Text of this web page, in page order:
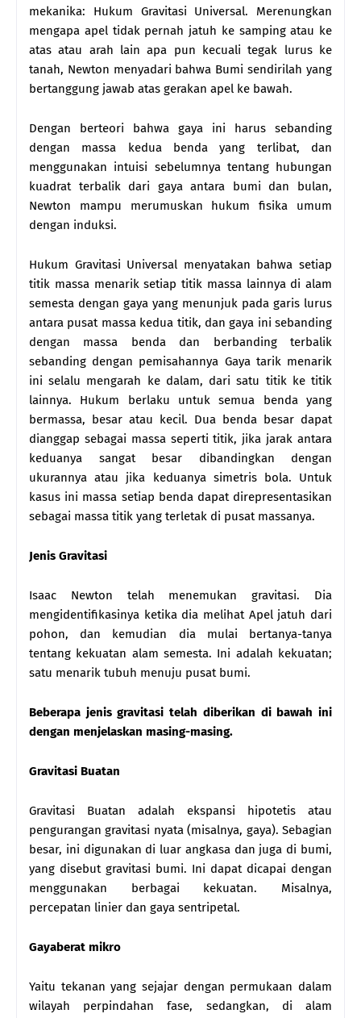
mekanika: Hukum Gravitasi Universal. Merenungkan
mengapa apel tidak pernah jatuh ke samping atau ke
atas atau arah lain apa pun kecuali tegak lurus ke
tanah, Newton menyadari bahwa Bumi sendirilah yang
bertanggung jawab atas gerakan apel ke bawah.
Dengan berteori bahwa gaya ini harus sebanding
dengan massa kedua benda yang terlibat, dan
menggunakan intuisi sebelumnya tentang hubungan
kuadrat terbalik dari gaya antara bumi dan bulan,
Newton mampu merumuskan hukum fisika umum
dengan induksi.
Hukum Gravitasi Universal menyatakan bahwa setiap
titik massa menarik setiap titik massa lainnya di alam
semesta dengan gaya yang menunjuk pada garis lurus
antara pusat massa kedua titik, dan gaya ini sebanding
dengan massa benda dan berbanding terbalik
sebanding dengan pemisahannya Gaya tarik menarik
ini selalu mengarah ke dalam, dari satu titik ke titik
lainnya. Hukum berlaku untuk semua benda yang
bermassa, besar atau kecil. Dua benda besar dapat
dianggap sebagai massa seperti titik, jika jarak antara
keduanya sangat besar dibandingkan dengan
ukurannya atau jika keduanya simetris bola. Untuk
kasus ini massa setiap benda dapat direpresentasikan
sebagai massa titik yang terletak di pusat massanya.
Jenis Gravitasi
Isaac Newton telah menemukan gravitasi. Dia
mengidentifikasinya ketika dia melihat Apel jatuh dari
pohon, dan kemudian dia mulai bertanya-tanya
tentang kekuatan alam semesta. Ini adalah kekuatan;
satu menarik tubuh menuju pusat bumi.
Beberapa jenis gravitasi telah diberikan di bawah ini
dengan menjelaskan masing-masing.
Gravitasi Buatan
Gravitasi Buatan adalah ekspansi hipotetis atau
pengurangan gravitasi nyata (misalnya, gaya). Sebagian
besar, ini digunakan di luar angkasa dan juga di bumi,
yang disebut gravitasi bumi. Ini dapat dicapai dengan
menggunakan berbagai kekuatan. Misalnya,
percepatan linier dan gaya sentripetal.
Gayaberat mikro
Yaitu tekanan yang sejajar dengan permukaan dalam
wilayah perpindahan fase, sedangkan, di alam